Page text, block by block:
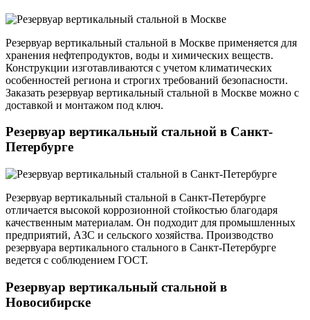
Резервуар вертикальный стальной в Москве применяется для
хранения нефтепродуктов, воды и химических веществ.
Конструкции изготавливаются с учетом климатических
особенностей региона и строгих требований безопасности.
Заказать резервуар вертикальный стальной в Москве можно с
доставкой и монтажом под ключ.
Резервуар вертикальный стальной в Санкт-
Петербурге
Резервуар вертикальный стальной в Санкт-Петербурге
отличается высокой коррозионной стойкостью благодаря
качественным материалам. Он подходит для промышленных
предприятий, АЗС и сельского хозяйства. Производство
резервуара вертикального стального в Санкт-Петербурге
ведется с соблюдением ГОСТ.
Резервуар вертикальный стальной в
Новосибирске